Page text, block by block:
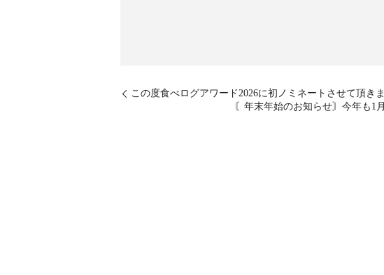
この度食べログアワード2026に初ノミネートさせて頂きま
〘年末年始のお知らせ〙今年も1